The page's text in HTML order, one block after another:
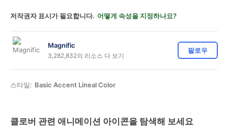
저작권자 표시가 필요합니다. 어떻게 속성을 지정하나요?
Magnific
3,282,832의 리소스 다 보기
팔로우
스타일: Basic Accent Lineal Color
클로버 관련 애니메이션 아이콘을 탐색해 보세요